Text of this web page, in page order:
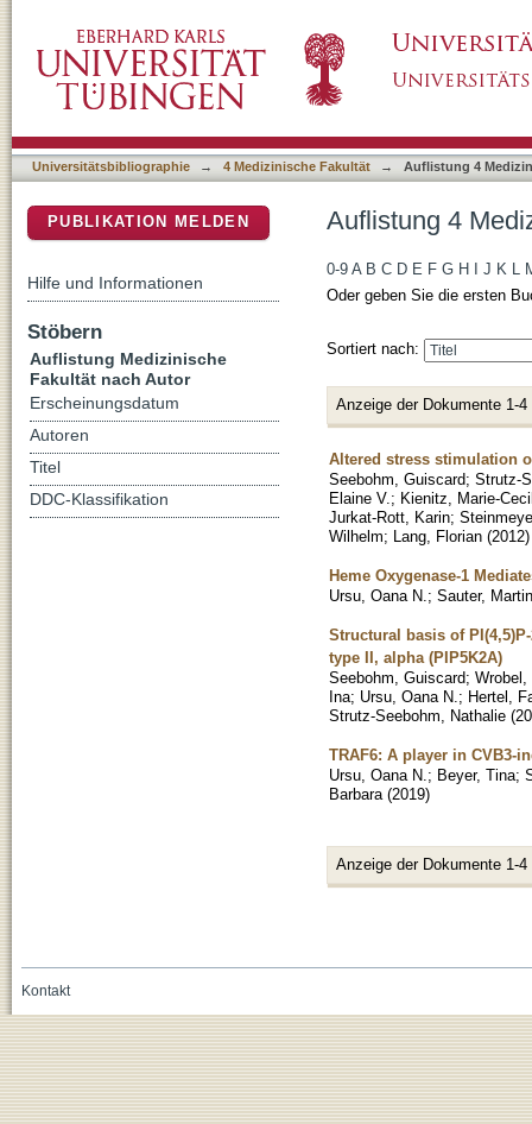
Universitätsbibliographie → 4 Medizinische Fakultät → Auflistung 4
Auflistung 4
0-9 A B C D E F G H J K L
Oder geben Sie die ersten
Sortiert nach:
Anzeige der Dokumente 1-4
Altered stress stimulation
Seebohm, Guiscard; Strutz-
Elaine V. ; Kienitz, Marie-
Jurkat-Rott, Karin;
Wilhelm; Lang, Florian (2012)
Heme Oxygenase-1
Ursu, Oana N. ; Sauter,
Structural basis of
type II, alpha (PIP5K2A)
Seebohm, Guiscard; Wrobel,
Ina; Ursu, Oana N. ; Hertel,
Strutz-Seebohm, Nathalie (
TRAF6: A player in CVB3-
Ursu, Oana N. ; Beyer, Tina;
Barbara (2019)
Anzeige der Dokumente 1-4
PUBLIKATION MELDEN
Hilfe und Informationen
Stöbern
Auflistung Medizinische
Fakultät nach Autor
Erscheinungsdatum
Autoren
Titel
DDC-Klassifikation
Kontakt